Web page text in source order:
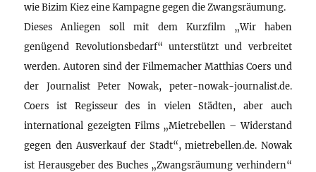
wie Bizim Kiez eine Kampagne gegen die Zwangsräumung.
Dieses Anliegen soll mit dem Kurzfilm „Wir haben
genügend Revolutionsbedarf“ unterstützt und verbreitet
werden. Autoren sind der Filmemacher Matthias Coers und
der Journalist Peter Nowak, peter-nowak-journalist.de.
Coers ist Regisseur des in vielen Städten, aber auch
international gezeigten Films „Mietrebellen – Widerstand
gegen den Ausverkauf der Stadt“, mietrebellen.de. Nowak
ist Herausgeber des Buches „Zwangsräumung verhindern“